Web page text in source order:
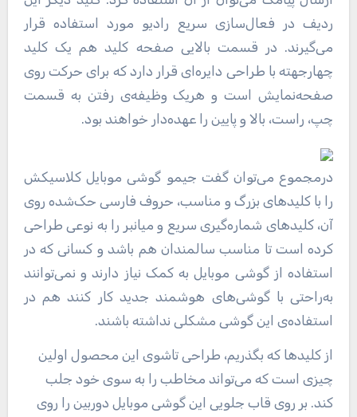
ردیف در فعال‌سازی سریع رادیو مورد استفاده قرار
می‌گیرند. در قسمت بالایی صفحه کلید هم یک کلید
چهارجهته با طراحی دایره‌ای قرار دارد که برای حرکت روی
صفحه‌نمایش است و هریک وظیفه‌ی رفتن به قسمت
چپ، راست، بالا و پایین را عهده‌دار خواهند بود.
درمجموع می‌توان گفت جیمو گوشی موبایل کلاسیکش
را با کلیدهای بزرگ و مناسب، حروف فارسی حک‌شده روی
آن، کلیدهای شماره‌گیری سریع و میانبر را به نوعی طراحی
کرده است تا مناسب سالمندان هم باشد و کسانی که در
استفاده از گوشی موبایل به کمک نیاز دارند و نمی‌توانند
به‌راحتی با گوشی‌های هوشمند جدید کار کنند هم در
استفاده‌ی این گوشی مشکلی نداشته باشند.
چیزی است که می‌تواند مخاطب را به سوی خود جلب
کند. بر روی قاب جلویی این گوشی موبایل دوربین را روی